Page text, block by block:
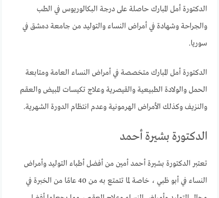
الدكتورة أمل المبارك حاصلة على درجة البكالوريوس في الطب
والجراحة وشهادة في أمراض النساء والتوليد من جامعة دمشق في
سوريا.
الدكتورة أمل المبارك متخصصة في أمراض النساء العامة ومتابعة
الحمل والولادة الطبيعية والقيصرية وعلاج تكيسات المبيض والعقم
والنزيف وكذلك الأمراض الهرمونية وعدم انتظام الدورة الشهرية.
الدكتورة بشيرة أحمد
تعتبر الدكتورة بشيرة أحمد أمين من أفضل أطباء التوليد وأمراض
النساء في أبو ظبي ، خاصة لما تتمتع به من 40 عامًا من الخبرة في